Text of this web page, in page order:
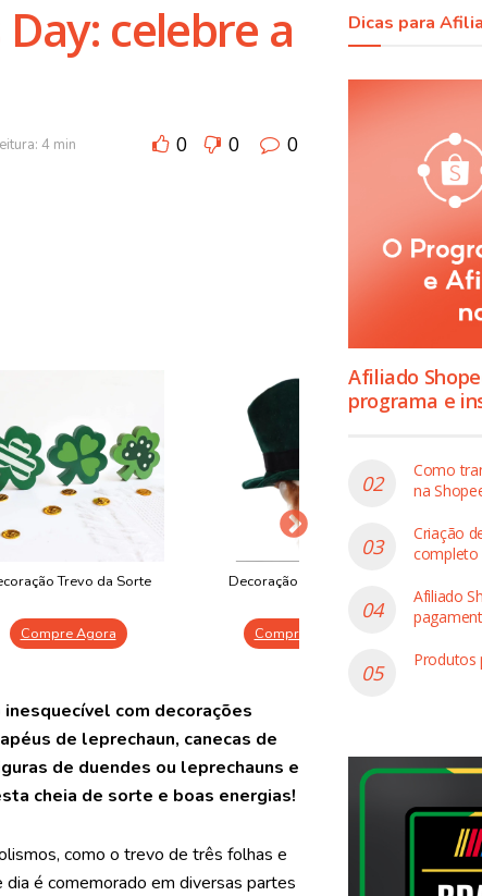
celebre a
0 0 0
Trevo da Sorte
Compre Agora
Decoração Leprechaun
Compre Agora
com decorações
de leprechaun, canecas de
de duendes ou leprechauns e
cheia de sorte e boas energias!
como o trevo de três folhas e
é comemorado em diversas partes
Dicas para
Afiliado
programa e
Como
na
Criação
completo
Afiliado
Produtos